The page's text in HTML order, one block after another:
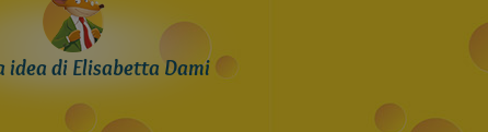
idea di Elisabetta Dami